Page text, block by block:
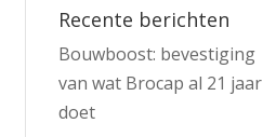
Recente berichten
Bouwboost: bevestiging
van wat Brocap al 21 jaar
doet